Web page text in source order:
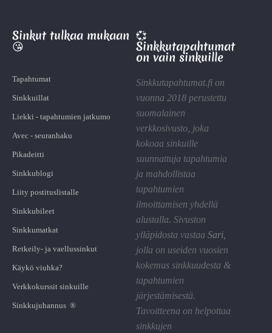
Sinkut tulkaa mukaan
😘
Tapahtumat
Sinkkuillat
Liekki - tapahtumien jatkumo
Avec - seuranhaku
Pikadeitti
Sinkkublogi
Liity postituslistalle
Sinkkubileet
Sinkkumatkat
Retkeily- ja vaellussinkut
Käykö viuhka?
Verkkokurssit sinkuille
Sinkkujuhannus ®
💞
Sinkkutapahtumat
on vain sinkuille
Sinkkutapahtumat.fi on
vuonna 2018 perustettu
suomalainen
verkkosivusto, joka
kokoaa sinkuille
suunnattuja tapahtumia
ja mahdollistaa
tapahtumien
ilmoittamisen yhdellä
alustalla. Sivuston
ylläpidosta vastaa Sari
jolla on useiden vuosien
kokemus sinkkuudesta &
tapahtumien
järjestämisestä.
Tavoitteena on helpottaa
sinkkujen